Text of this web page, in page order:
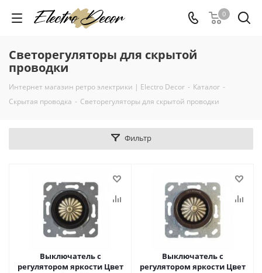
0
Светорегуляторы для скрытой
проводки
Интернет магазин ретро электрики | Electro Decor - Каталог -
Скрытая проводка - Светорегуляторы для скрытой проводки
Фильтр
Выключатель с
регулятором яркости Цвет
Выключатель с
регулятором яркости Цвет